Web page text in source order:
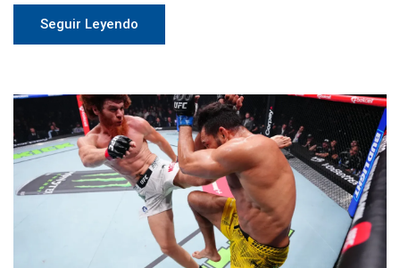
Seguir Leyendo